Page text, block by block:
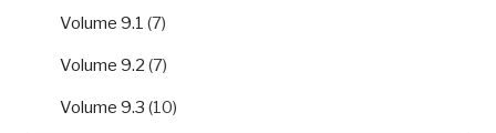
Volume 9.1 (7)
Volume 9.2 (7)
Volume 9.3 (10)